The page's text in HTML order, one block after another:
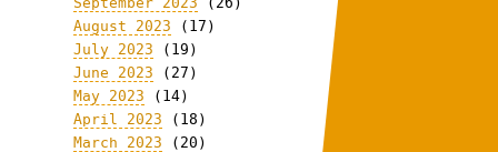
August 2023 (17)
July 2023 (19)
June 2023 (27)
May 2023 (14)
April 2023 (18)
March 2023 (20)